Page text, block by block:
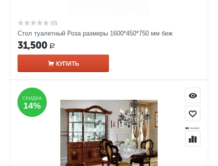
(0)
Стол туалетный Роза размеры 1600*450*750 мм беж
31,500 Р
КУПИТЬ
СКИДКА
14%
СКИДКА
14%